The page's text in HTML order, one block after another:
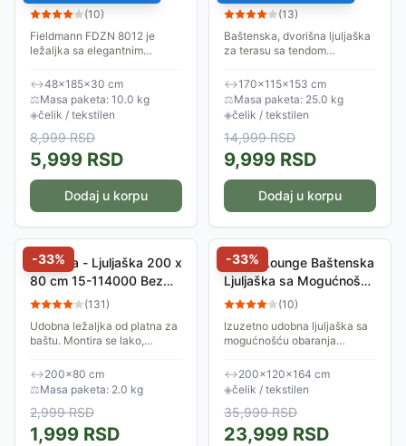
(10)
Fieldmann FDZN 8012 je
ležaljka sa elegantnim
pogodna za spoljašnju i
unutrašnju upotrebu. Naslon
FDZN 8012 se može...
↔48×185×30 cm
⚖Masa paketa: 10.0 kg
◈čelik / tekstilen
8,999RSD
5,999 RSD
Dodaj u korpu
Fieldmann FDZN 5202
(13)
Baštenska, dvorišna ljuljaška
za terasu sa tendom
maksimalna nosivost je 240
kilograma. Dimenzije ljuljaške
su 170 x 115...
↔170×115×153 cm
⚖Masa paketa: 25.0 kg
◈čelik / tekstilen
14,999RSD
9,999 RSD
Dodaj u korpu
-33%
Ležaljka - Ljuljaška 200 x
80 cm 15-114000 Bez
Nosača
(131)
Udobna ležaljka od platna za
baštu. Montira se lako,
ljuljaške su: 200x80 cm.
Platnena ležaljka u kojoj ćete
↔200×80 cm
⚖Masa paketa: 2.0 kg
2,999RSD
1,999 RSD
-33%
Velika Lounge Baštenska
Ljuljaška sa Mogućnošću
obaranja naslona
(10)
Izuzetno udobna ljuljaška sa
mogućnošću obaranja
položaj. Dimenzije ljuljaške
su: 200 x 120 x 164 cm.
Konstrukcija ljuljaške...
↔200×120×164 cm
◈čelik / tekstilen
35,999RSD
23,999 RSD